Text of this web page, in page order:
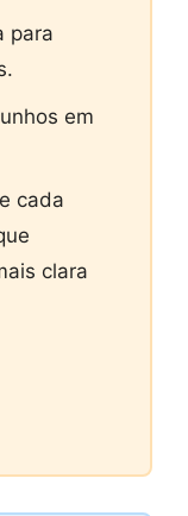
para
em
cada
clara